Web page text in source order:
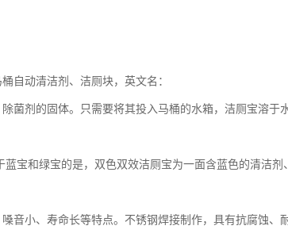
自动清洁剂、洁厕块，英文名：
菌剂的固体。只需要将其投入马桶的水箱，洁厕宝溶于
和绿宝的是，双色双效洁厕宝为一面含蓝色的清洁剂
小、寿命长等特点。不锈钢焊接制作，具有抗腐蚀、